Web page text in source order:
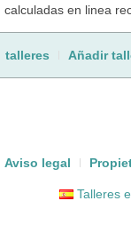
calculadas en linea
talleres Añadir
Aviso legal
Talleres